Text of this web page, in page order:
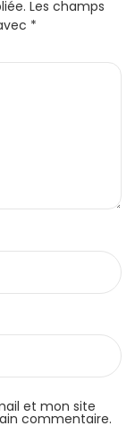
et mon site
commentaire.
Les champs
*